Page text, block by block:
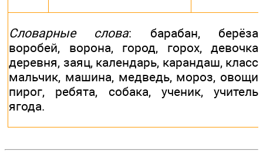
Словарные слова: барабан, берёза,
воробей, ворона, город, горох, девочка,
деревня, заяц, календарь, карандаш, класс,
мальчик, машина, медведь, мороз, овощи,
пирог, ребята, собака, ученик, учитель,
ягода.